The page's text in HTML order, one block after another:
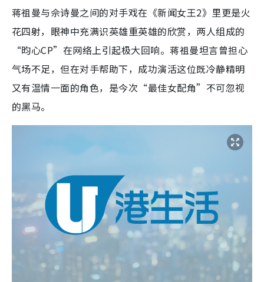
蒋祖曼与佘诗曼之间的对手戏在《新闻女王2》里更是火
花四射，眼神中充满识英雄重英雄的欣赏，两人组成的
“昀心CP”在网络上引起极大回响。蒋祖曼坦言曾担心
气场不足，但在对手帮助下，成功演活这位既冷静精明
又有温情一面的角色，是今次“最佳女配角”不可忽视
的黑马。